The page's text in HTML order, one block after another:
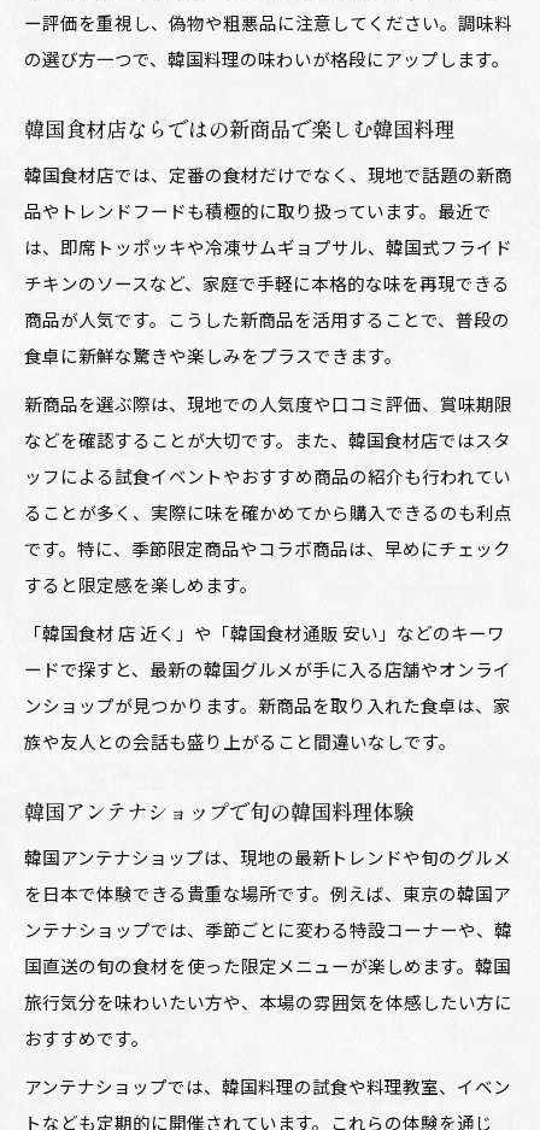
ー評価を重視し、偽物や粗悪品に注意してください。調味料
の選び方一つで、韓国料理の味わいが格段にアップします。
韓国食材店ならではの新商品で楽しむ韓国料理
韓国食材店では、定番の食材だけでなく、現地で話題の新商
品やトレンドフードも積極的に取り扱っています。最近で
は、即席トッポッキや冷凍サムギョプサル、韓国式フライド
チキンのソースなど、家庭で手軽に本格的な味を再現できる
商品が人気です。こうした新商品を活用することで、普段の
食卓に新鮮な驚きや楽しみをプラスできます。
新商品を選ぶ際は、現地での人気度や口コミ評価、賞味期限
などを確認することが大切です。また、韓国食材店ではスタ
ッフによる試食イベントやおすすめ商品の紹介も行われてい
ることが多く、実際に味を確かめてから購入できるのも利点
です。特に、季節限定商品やコラボ商品は、早めにチェック
すると限定感を楽しめます。
「韓国食材 店 近く」や「韓国食材通販 安い」などのキーワ
ードで探すと、最新の韓国グルメが手に入る店舗やオンライ
ンショップが見つかります。新商品を取り入れた食卓は、家
族や友人との会話も盛り上がること間違いなしです。
韓国アンテナショップで旬の韓国料理体験
韓国アンテナショップは、現地の最新トレンドや旬のグルメ
を日本で体験できる貴重な場所です。例えば、東京の韓国ア
ンテナショップでは、季節ごとに変わる特設コーナーや、韓
国直送の旬の食材を使った限定メニューが楽しめます。韓国
旅行気分を味わいたい方や、本場の雰囲気を体感したい方に
おすすめです。
アンテナショップでは、韓国料理の試食や料理教室、イベン
トなども定期的に開催されています。これらの体験を通じ